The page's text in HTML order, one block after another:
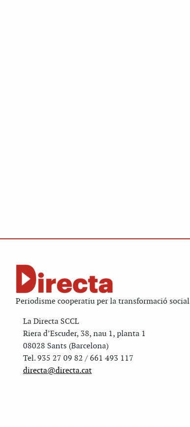
Periodisme cooperatiu per la transformació social
La Directa SCCL
Riera d’Escuder, 38, nau 1, planta 1
08028 Sants (Barcelona)
Tel. 935 27 09 82 / 661 493 117
directa@directa.cat